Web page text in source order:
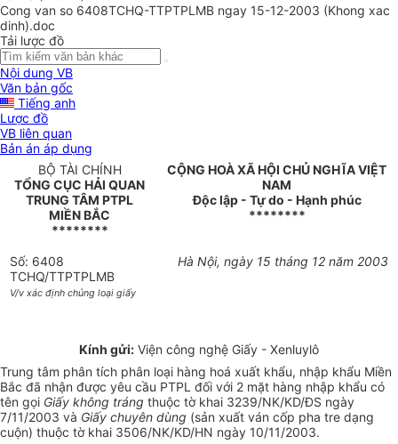
Cong van so 6408TCHQ-TTPTPLMB ngay 15-12-2003 (Khong xac
dinh).doc
Tải lược đồ
Nội dung VB
Văn bản gốc
Tiếng anh
Lược đồ
VB liên quan
Bản án áp dụng
BỘ TÀI CHÍNH
TỔNG CỤC HẢI QUAN
TRUNG TÂM PTPL
MIỀN BẮC
********
CỘNG HOÀ XÃ HỘI CHỦ NGHĨA VIỆT
NAM
Độc lập - Tự do - Hạnh phúc
********
Số: 6408
TCHQ/TTPTPLMB
V/v xác định chủng loại giấy
Hà Nội, ngày 15 tháng 12 năm 2003
Kính gửi: Viện công nghệ Giấy - Xenluylô
Trung tâm phân tích phân loại hàng hoá xuất khẩu, nhập khẩu Miền
Bắc đã nhận được yêu cầu PTPL đối với 2 mặt hàng nhập khẩu có
tên gọi Giấy không tráng thuộc tờ khai 3239/NK/KD/ĐS ngày
7/11/2003 và Giấy chuyên dùng (sản xuất ván cốp pha tre dạng
cuộn) thuộc tờ khai 3506/NK/KD/HN ngày 10/11/2003.